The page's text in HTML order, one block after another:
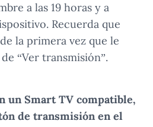
a las 19 horas y a
Recuerda que
la primera vez que le
“Ver transmisión”.
un Smart TV compatible,
de transmisión en el